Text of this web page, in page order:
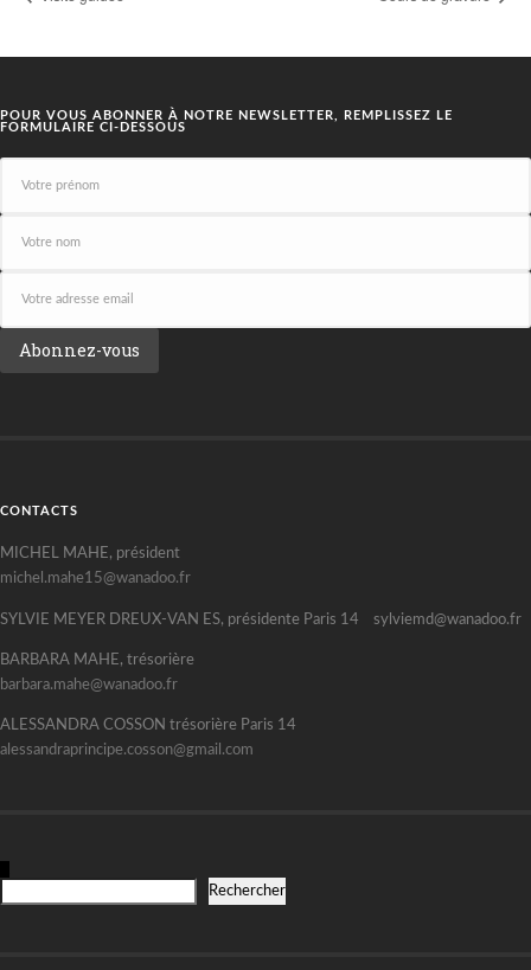
POUR VOUS ABONNER À NOTRE NEWSLETTER, REMPLISSEZ LE
FORMULAIRE CI-DESSOUS
CONTACTS
MICHEL MAHE, président
michel.mahe15@wanadoo.fr
SYLVIE MEYER DREUX-VAN ES, présidente Paris 14 sylviemd@wanadoo.fr
BARBARA MAHE, trésorière
barbara.mahe@wanadoo.fr
ALESSANDRA COSSON trésorière Paris 14
alessandraprincipe.cosson@gmail.com
Rechercher